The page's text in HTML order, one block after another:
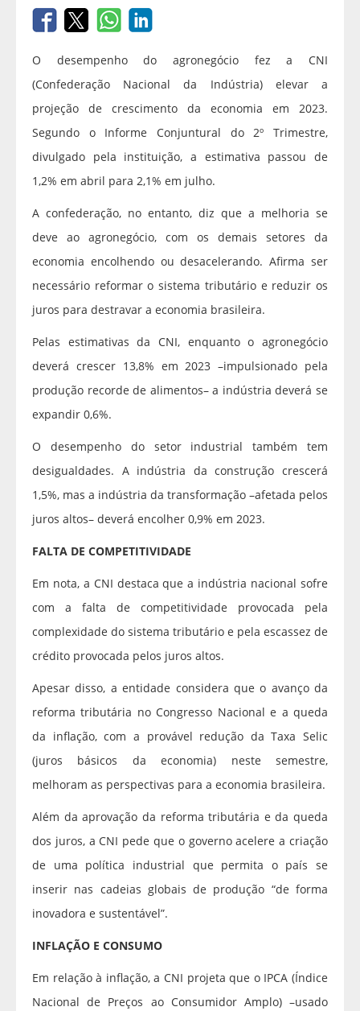
O desempenho do agronegócio fez a CNI
(Confederação Nacional da Indústria) elevar a
projeção de crescimento da economia em 2023.
Segundo o Informe Conjuntural do 2º Trimestre,
divulgado pela instituição, a estimativa passou de
1,2% em abril para 2,1% em julho.
A confederação, no entanto, diz que a melhoria se
deve ao agronegócio, com os demais setores da
economia encolhendo ou desacelerando. Afirma ser
necessário reformar o sistema tributário e reduzir os
juros para destravar a economia brasileira.
Pelas estimativas da CNI, enquanto o agronegócio
deverá crescer 13,8% em 2023 –impulsionado pela
produção recorde de alimentos– a indústria deverá se
expandir 0,6%.
O desempenho do setor industrial também tem
desigualdades. A indústria da construção crescerá
1,5%, mas a indústria da transformação –afetada pelos
juros altos– deverá encolher 0,9% em 2023.
FALTA DE COMPETITIVIDADE
Em nota, a CNI destaca que a indústria nacional sofre
com a falta de competitividade provocada pela
complexidade do sistema tributário e pela escassez de
crédito provocada pelos juros altos.
Apesar disso, a entidade considera que o avanço da
reforma tributária no Congresso Nacional e a queda
da inflação, com a provável redução da Taxa Selic
(juros básicos da economia) neste semestre,
melhoram as perspectivas para a economia brasileira.
Além da aprovação da reforma tributária e da queda
dos juros, a CNI pede que o governo acelere a criação
de uma política industrial que permita o país se
inserir nas cadeias globais de produção “de forma
inovadora e sustentável”.
INFLAÇÃO E CONSUMO
Em relação à inflação, a CNI projeta que o IPCA (Índice
Nacional de Preços ao Consumidor Amplo) –usado